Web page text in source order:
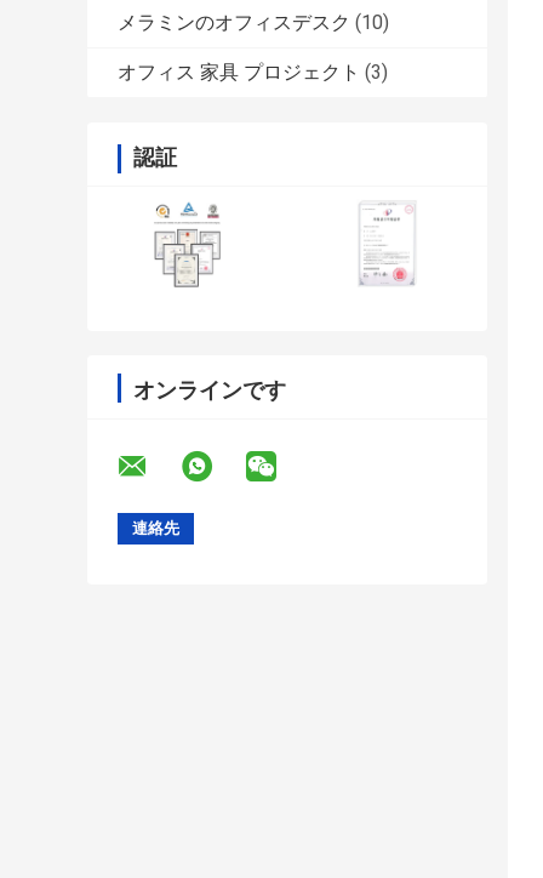
メラミンのオフィスデスク (10)
オフィス 家具 プロジェクト (3)
認証
オンラインです